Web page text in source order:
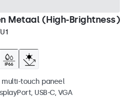
Metaal (High-Brightness)
multi-touch paneel
USB-C, VGA